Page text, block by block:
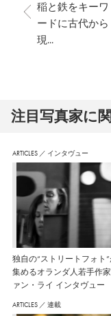
稲と鉄をキーワ
ードに古代から
現...
注⽬写真家に
ARTICLES ／ インタヴュー
独自の“ストリートフォト
集めるオランダ人若手作
ァン・ライ インタヴュー
ARTICLES ／ 連載